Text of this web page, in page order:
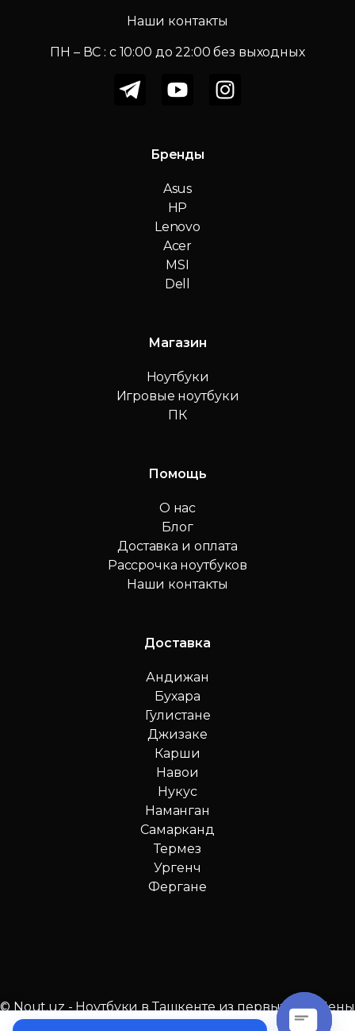
Наши контакты
ПН – ВС : c 10:00 до 22:00 без выходных
Бренды
Asus
HP
Lenovo
Acer
MSI
Dell
Магазин
Ноутбуки
Игровые ноутбуки
ПК
Помощь
О нас
Блог
Доставка и оплата
Рассрочка ноутбуков
Наши контакты
Доставка
Андижан
Бухара
Гулистане
Джизаке
Карши
Навои
Нукус
Наманган
Самарканд
Термез
Ургенч
Фергане
© Nout.uz - Ноутбуки в Ташкенте из первых рук. Цены